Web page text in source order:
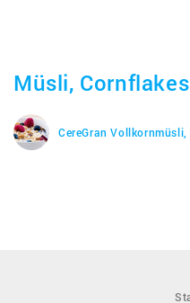
Müsli,
CereGran Vollkornmüsli,